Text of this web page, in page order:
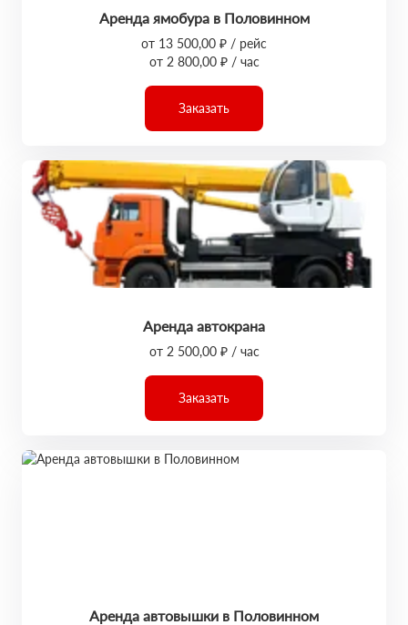
Аренда ямобура в Половинном
от 13 500,00 ₽ / рейс
от 2 800,00 ₽ / час
Заказать
Аренда автокрана
от 2 500,00 ₽ / час
Заказать
Аренда автовышки в Половинном